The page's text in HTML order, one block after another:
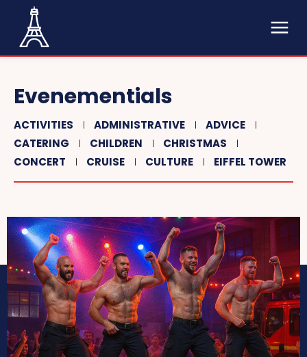
Evenementials
ACTIVITIES ADMINISTRATIVE
ADVICE
CATERING
CHILDREN
CHRISTMAS
CONCERT
CRUISE CULTURE EIFFEL TOWER